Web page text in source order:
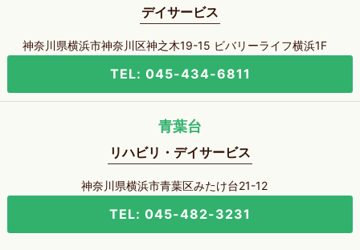
デイサービス
神奈川県横浜市神奈川区神之木19-15 ビバリーライフ横浜1F
TEL: 045-434-6811
青葉台
リハビリ・デイサービス
神奈川県横浜市青葉区みたけ台21-12
TEL: 045-482-3231